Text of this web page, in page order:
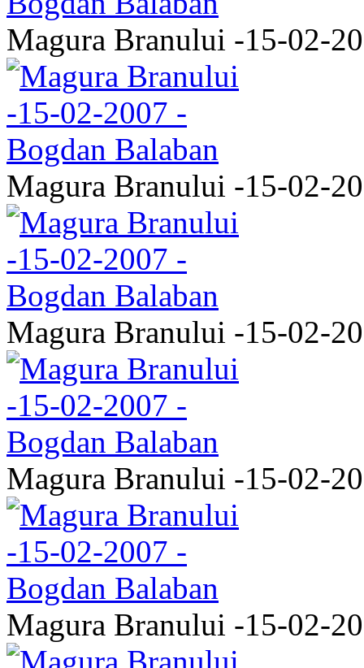
Magura Branului -15-02-
Magura Branului -15-02-
Magura Branului -15-02-
Magura Branului -15-02-
Magura Branului -15-02-